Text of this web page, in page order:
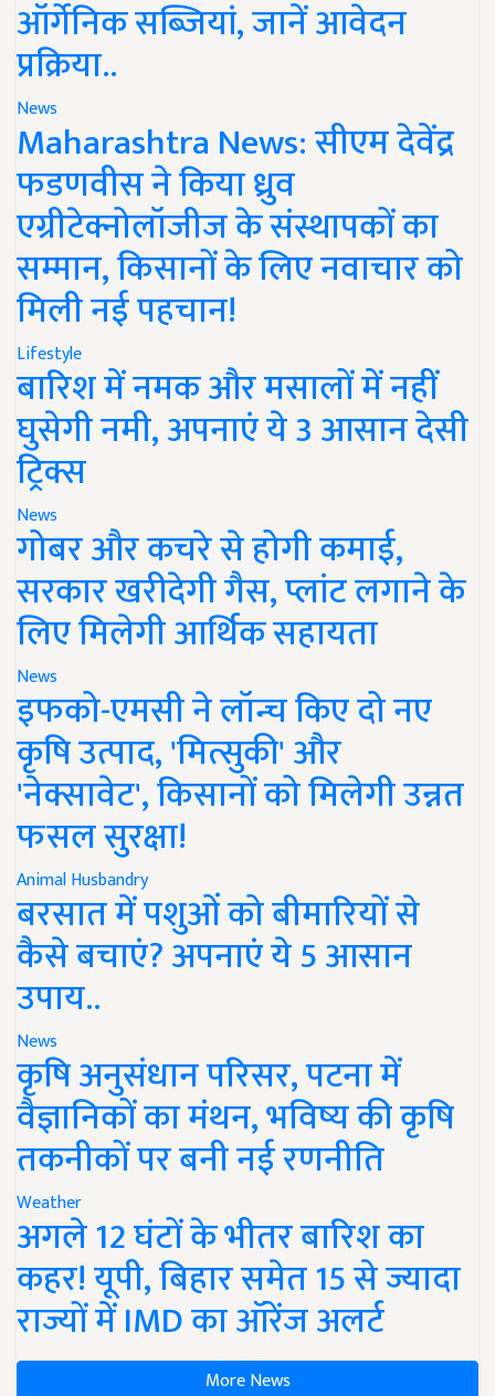
ऑर्गेनिक सब्जियां, जानें आवेदन
प्रक्रिया..
News
Maharashtra News: सीएम देवेंद्र
फडणवीस ने किया ध्रुव
एग्रीटेक्नोलॉजीज के संस्थापकों का
सम्मान, किसानों के लिए नवाचार को
मिली नई पहचान!
Lifestyle
बारिश में नमक और मसालों में नहीं
घुसेगी नमी, अपनाएं ये 3 आसान देसी
ट्रिक्स
News
गोबर और कचरे से होगी कमाई,
सरकार खरीदेगी गैस, प्लांट लगाने के
लिए मिलेगी आर्थिक सहायता
News
इफको-एमसी ने लॉन्च किए दो नए
कृषि उत्पाद, 'मित्सुकी' और
'नेक्सावेट', किसानों को मिलेगी उन्नत
फसल सुरक्षा!
Animal Husbandry
बरसात में पशुओं को बीमारियों से
कैसे बचाएं? अपनाएं ये 5 आसान
उपाय..
News
कृषि अनुसंधान परिसर, पटना में
वैज्ञानिकों का मंथन, भविष्य की कृषि
तकनीकों पर बनी नई रणनीति
Weather
अगले 12 घंटों के भीतर बारिश का
कहर! यूपी, बिहार समेत 15 से ज्यादा
राज्यों में IMD का ऑरेंज अलर्ट
More News